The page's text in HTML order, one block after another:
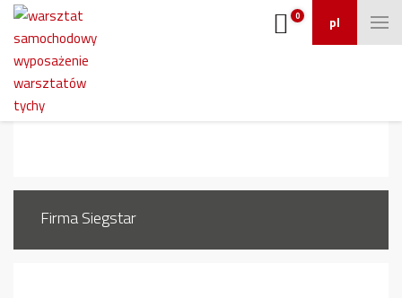
pl
0
1607_0
Firma Siegstar